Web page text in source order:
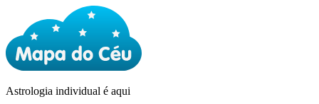
Astrologia individual é aqui